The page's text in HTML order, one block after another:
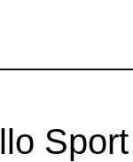
Sport